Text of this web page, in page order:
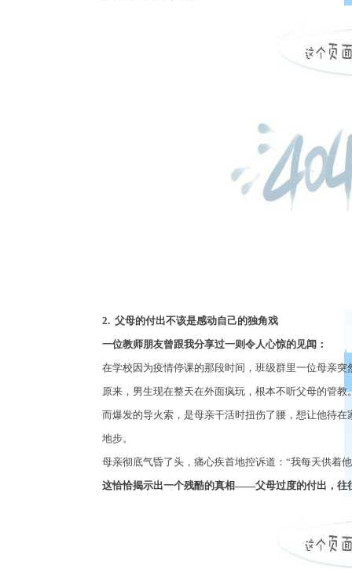
2. 父母的付出不该是感动自己的独角戏
一位教师朋友曾跟我分享过一则令人心惊的见闻：
在学校因为疫情停课的那段时间，班级群里一位母亲
原来，男生现在整天在外面疯玩，根本不听父母的管教
而爆发的导火索，是母亲干活时扭伤了腰，想让他待
地步。
母亲彻底气昏了头，痛心疾首地控诉道： “我每天供着
这恰恰揭示出一个残酷的真相——父母过度的付出，往